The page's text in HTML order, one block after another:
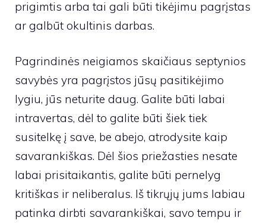
prigimtis arba tai gali būti tikėjimu pagrįstas
ar galbūt okultinis darbas.
Pagrindinės neigiamos skaičiaus septynios
savybės yra pagrįstos jūsų pasitikėjimo
lygiu, jūs neturite daug. Galite būti labai
intravertas, dėl to galite būti šiek tiek
susitelkę į save, be abejo, atrodysite kaip
savarankiškas. Dėl šios priežasties nesate
labai prisitaikantis, galite būti pernelyg
kritiškas ir neliberalus. Iš tikrųjų jums labiau
patinka dirbti savarankiškai, savo tempu ir